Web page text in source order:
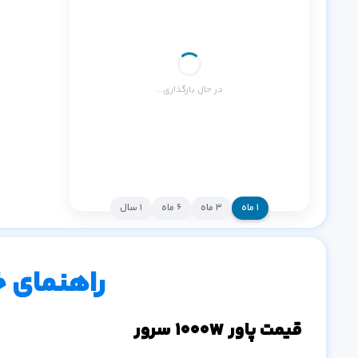
در حال بارگذاری...
۱ ماه ۳ ماه ۶ ماه ۱ سال
قیمت پاور 1000W سرور